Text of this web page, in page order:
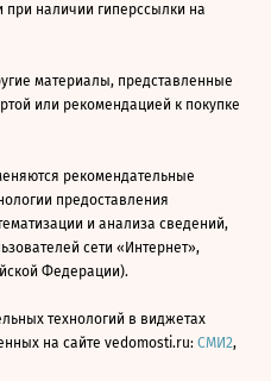
при наличии гиперссылки на
материалы, представленные
или рекомендацией к покупке
рекомендательные
предоставления
и анализа сведений,
сети «Интернет»,
Федерации).
технологий в виджетах
на сайте vedomosti.ru: СМИ2,